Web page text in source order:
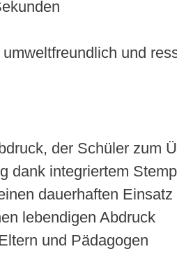
und
der Schüler zum
dank integriertem
dauerhaften Einsatz
lebendigen Abdruck
und Pädagogen